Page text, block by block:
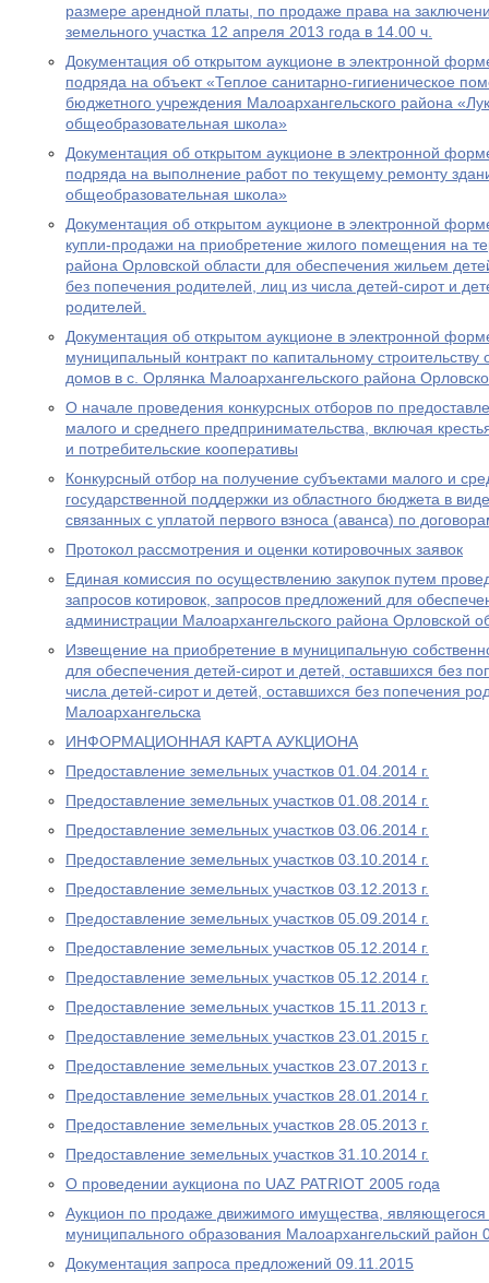
размере арендной платы, по продаже права на
земельного участка 12 апреля 2013 года в 14.00 ч.
Документация об открытом аукционе в электронной
подряда на объект «Теплое санитарно-гигиеническое
бюджетного учреждения Малоархангельского района
общеобразовательная школа»
Документация об открытом аукционе в электронной
подряда на выполнение работ по текущему ремонту
общеобразовательная школа»
Документация об открытом аукционе в электронной
купли-продажи на приобретение жилого помещения на
района Орловской области для обеспечения жильем
без попечения родителей, лиц из числа детей-сирот и
родителей.
Документация об открытом аукционе в электронной
муниципальный контракт по капитальному
домов в с. Орлянка Малоархангельского района
О начале проведения конкурсных отборов по
малого и среднего предпринимательства, включая
и потребительские кооперативы
Конкурсный отбор на получение субъектами малого и
государственной поддержки из областного бюджета в
связанных с уплатой первого взноса (аванса) по
Протокол рассмотрения и оценки котировочных заявок
Единая комиссия по осуществлению закупок путем
запросов котировок, запросов предложений для
администрации Малоархангельского района Орловской
Извещение на приобретение в муниципальную
для обеспечения детей-сирот и детей, оставшихся без
числа детей-сирот и детей, оставшихся без попечения
Малоархангельска
ИНФОРМАЦИОННАЯ КАРТА АУКЦИОНА
Предоставление земельных участков 01.04.2014 г.
Предоставление земельных участков 01.08.2014 г.
Предоставление земельных участков 03.06.2014 г.
Предоставление земельных участков 03.10.2014 г.
Предоставление земельных участков 03.12.2013 г.
Предоставление земельных участков 05.09.2014 г.
Предоставление земельных участков 05.12.2014 г.
Предоставление земельных участков 05.12.2014 г.
Предоставление земельных участков 15.11.2013 г.
Предоставление земельных участков 23.01.2015 г.
Предоставление земельных участков 23.07.2013 г.
Предоставление земельных участков 28.01.2014 г.
Предоставление земельных участков 28.05.2013 г.
Предоставление земельных участков 31.10.2014 г.
О проведении аукциона по UAZ PATRIOT 2005 года
Аукцион по продаже движимого имущества, являющегося
муниципального образования Малоархангельский район
Документация запроса предложений 09.11.2015